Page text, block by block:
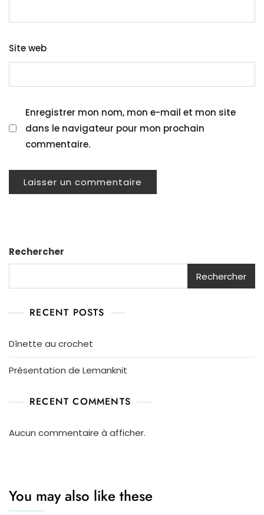
Site web
Enregistrer mon nom, mon e-mail et mon site
dans le navigateur pour mon prochain
commentaire.
Rechercher
Rechercher
RECENT POSTS
Dînette au crochet
Présentation de Lemanknit
RECENT COMMENTS
Aucun commentaire à afficher.
You may also like these